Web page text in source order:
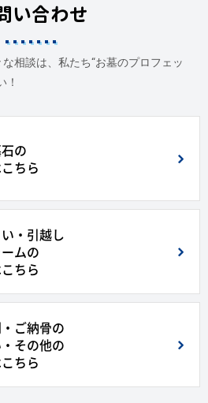
い合わせ
相談は、私たち“お墓のプロフェッ
！
の
ちら
・引越し
ムの
ちら
ご納骨の
その他の
ちら